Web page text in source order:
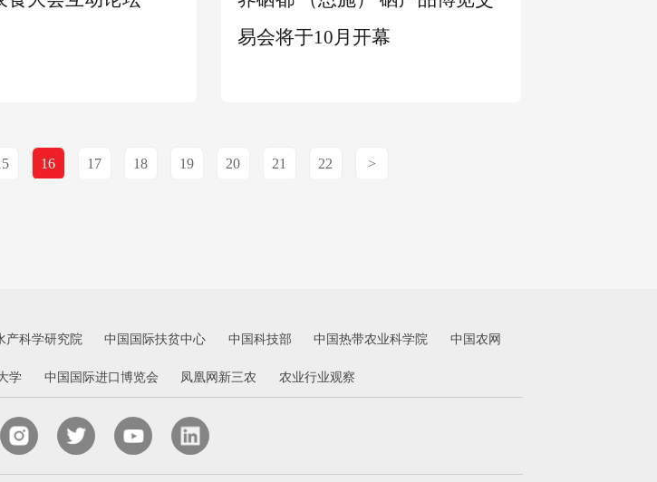
易会将于10月开幕
16 17 18 19 20 21 22 >
产科学研究院 中国国际扶贫中心 中国科技部 中国热带农业科学院 中国农网
学 中国国际进口博览会 凤凰网新三农 农业行业观察